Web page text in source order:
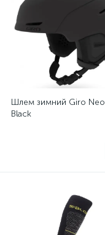
Шлем зимний Giro Neo
Black